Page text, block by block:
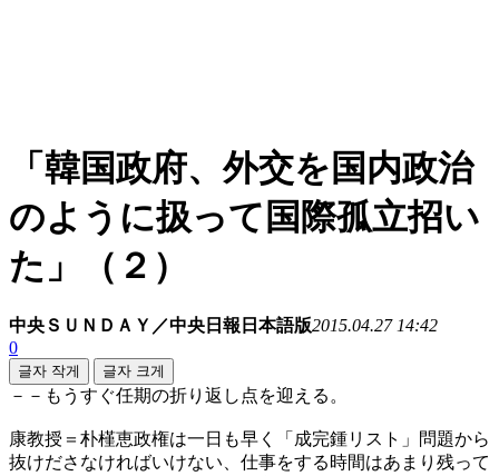
「韓国政府、外交を国内政治
のように扱って国際孤立招い
た」（２）
中央ＳＵＮＤＡＹ／中央日報日本語版2015.04.27 14:42
0
글자 작게 글자 크게
－－もうすぐ任期の折り返し点を迎える。
康教授＝朴槿恵政権は一日も早く「成完鍾リスト」問題から
抜けださなければいけない、仕事をする時間はあまり残って